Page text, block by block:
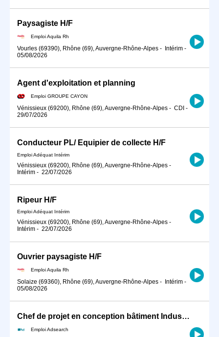
Paysagiste H/F
Emploi Aquila Rh
Vourles (69390), Rhône (69), Auvergne-Rhône-Alpes - Intérim -
05/08/2026
Agent d'exploitation et planning
Emploi GROUPE CAYON
Vénissieux (69200), Rhône (69), Auvergne-Rhône-Alpes - CDI -
29/07/2026
Conducteur PL/ Equipier de collecte H/F
Emploi Adéquat Intérim
Vénissieux (69200), Rhône (69), Auvergne-Rhône-Alpes -
Intérim - 22/07/2026
Ripeur H/F
Emploi Adéquat Intérim
Vénissieux (69200), Rhône (69), Auvergne-Rhône-Alpes -
Intérim - 22/07/2026
Ouvrier paysagiste H/F
Emploi Aquila Rh
Solaize (69360), Rhône (69), Auvergne-Rhône-Alpes - Intérim -
05/08/2026
Chef de projet en conception bâtiment Industriel H/F
Emploi Adsearch